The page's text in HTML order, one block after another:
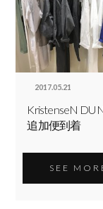
2017.05.21
KristenseN DU
追加便到着
SEE